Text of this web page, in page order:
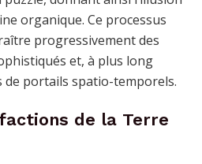
organique. Ce processus
progressivement des
et, à plus long
de portails spatio-temporels.
de la Terre